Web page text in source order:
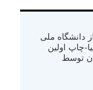
از دانشگاه ملی
در کالیفرنیا-چاپ اولین
در سال ۱۳۸۴ در ایران توسط